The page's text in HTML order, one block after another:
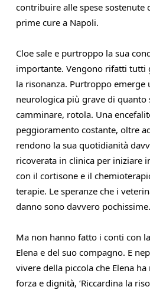
contribuire alle spese sostenute
prime cure a Napoli.
Cloe sale e purtroppo la sua
importante. Vengono rifatti tutti
la risonanza. Purtroppo emerge
neurologica più grave di quanto
camminare, rotola. Una
peggioramento costante, oltre
rendono la sua quotidianità
ricoverata in clinica per iniziare
con il cortisone e il
terapie. Le speranze che i
danno sono davvero pochissime.
Ma non hanno fatto i conti con
Elena e del suo compagno. E
vivere della piccola che Elena
forza e dignità, ‘Riccardina la